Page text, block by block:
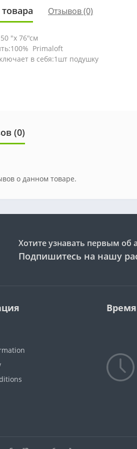
Отзывов (0)
"х 76"см
Primaloft
в себя:1шт подушку
(0)
о данном товаре.
Хотите узнавать первым об
Подпишитесь на нашу